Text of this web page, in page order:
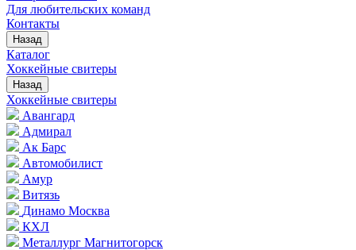
Для любительских команд
Контакты
Назад
Каталог
Хоккейные свитеры
Назад
Хоккейные свитеры
Авангард
Адмирал
Ак Барс
Автомобилист
Амур
Витязь
Динамо Москва
КХЛ
Металлург Магнитогорск